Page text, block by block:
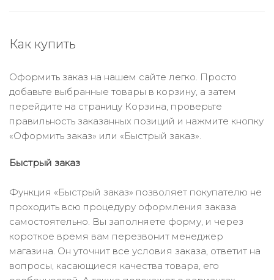
Как купить
Оформить заказ на нашем сайте легко. Просто
добавьте выбранные товары в корзину, а затем
перейдите на страницу Корзина, проверьте
правильность заказанных позиций и нажмите кнопку
«Оформить заказ» или «Быстрый заказ».
Быстрый заказ
Функция «Быстрый заказ» позволяет покупателю не
проходить всю процедуру оформления заказа
самостоятельно. Вы заполняете форму, и через
короткое время вам перезвонит менеджер
магазина. Он уточнит все условия заказа, ответит на
вопросы, касающиеся качества товара, его